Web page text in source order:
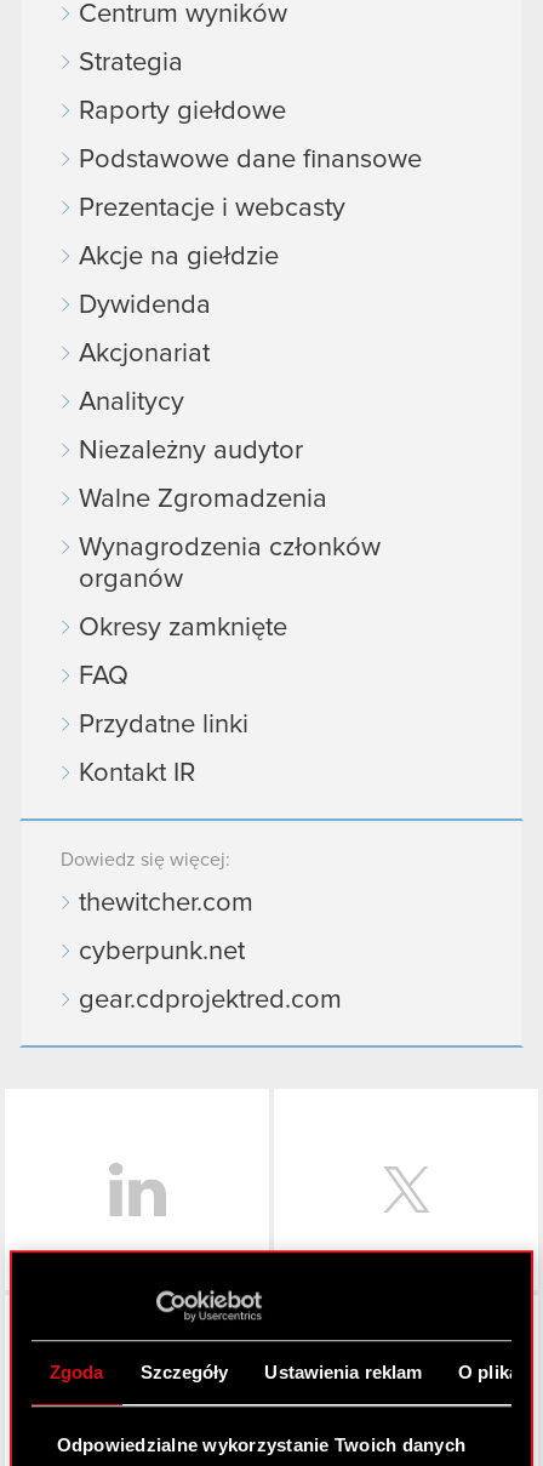
Zgoda Szczegóły Ustawienia reklam O
Odpowiedzialne wykorzystanie Twoich danych
Centrum wyników
Strategia
Raporty giełdowe
Podstawowe dane finansowe
Prezentacje i webcasty
Akcje na giełdzie
Dywidenda
Akcjonariat
Analitycy
Niezależny audytor
Walne Zgromadzenia
Wynagrodzenia członków
organów
Okresy zamknięte
FAQ
Przydatne linki
Kontakt IR
Dowiedz się więcej:
thewitcher.com
cyberpunk.net
gear.cdprojektred.com